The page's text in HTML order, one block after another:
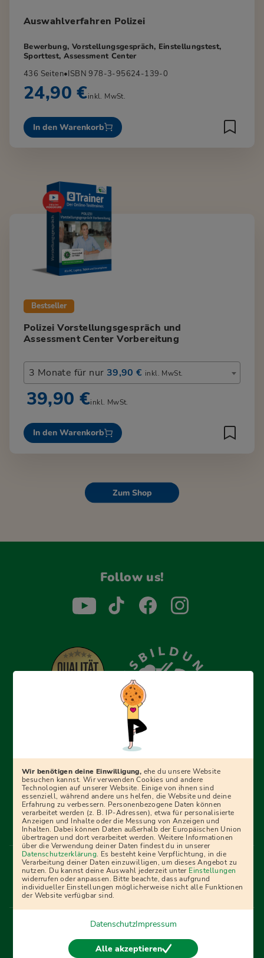
Auswahlverfahren Polizei
Bewerbung, Vorstellungsgespräch, Einstellungstest,
Sporttest, Assessment Center
436 Seiten•ISBN 978-3-95624-139-0
24,90 €inkl. MwSt.
In den Warenkorb
Bestseller
Polizei Vorstellungsgespräch und
Assessment Center Vorbereitung
3 Monate für nur 39,90 € inkl. MwSt.
39,90 €inkl. MwSt.
In den Warenkorb
Zum Shop
Follow us!
Erfolgreich bewerben mit Ausbildungspark: Wir
begleiten dich Schritt für Schritt bei deinem Start in den
Ratgebern und Prüfungspaketen, interaktiven
Videokursen und vielem mehr. Für alle, die was werden
wollen!
Menü Fußleiste
Impressum Bildquellen Presse
Mediadaten
Partner
AGB Datenschutz
Widerrufsbelehrung
Bestellung
Affiliate Partner Cookies
Vertrag widerrufen
Wir benötigen deine Einwilligung, ehe du unsere Website
besuchen kannst. Wir verwenden Cookies und andere
Technologien auf unserer Website. Einige von ihnen sind
essenziell, während andere uns helfen, die Website und deine
Erfahrung zu verbessern. Personenbezogene Daten können
verarbeitet werden (z. B. IP-Adressen), etwa für personalisierte
Anzeigen und Inhalte oder die Messung von Anzeigen und
Inhalten. Dabei können Daten außerhalb der Europäischen Union
übertragen und dort verarbeitet werden. Weitere Informationen
über die Verwendung deiner Daten findest du in unserer
Datenschutzerklärung. Es besteht keine Verpflichtung, in die
Verarbeitung deiner Daten einzuwilligen, um dieses Angebot zu
nutzen. Du kannst deine Auswahl jederzeit unter Einstellungen
widerrufen oder anpassen. Bitte beachte, dass aufgrund
individueller Einstellungen möglicherweise nicht alle Funktionen
der Website verfügbar sind.
DatenschutzImpressum
Alle akzeptieren